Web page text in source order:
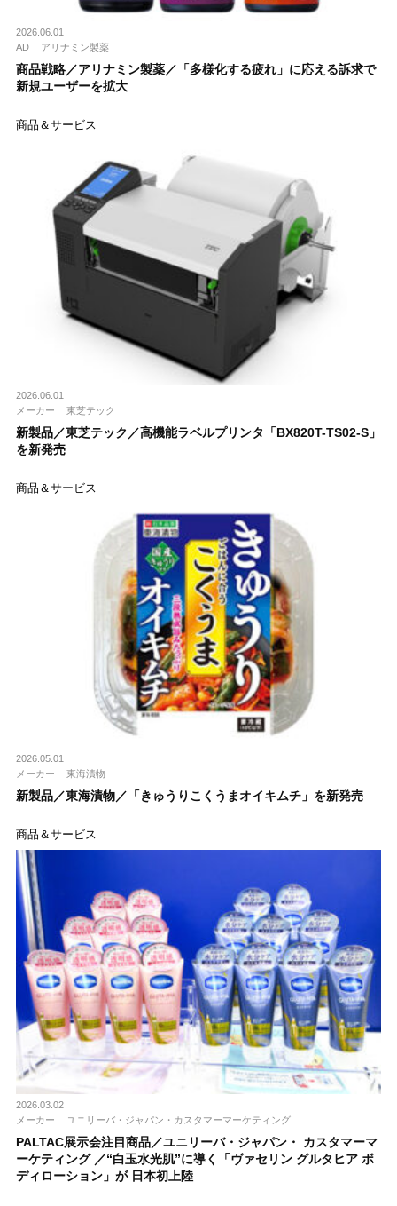
2026.06.01
AD
アリナミン製薬
商品戦略／アリナミン製薬／「多様化する疲れ」に応える訴求で
新規ユーザーを拡大
商品＆サービス
2026.06.01
メーカー
東芝テック
新製品／東芝テック／高機能ラベルプリンタ「BX820T-TS02-S」
を新発売
商品＆サービス
2026.05.01
メーカー
東海漬物
新製品／東海漬物／「きゅうりこくうまオイキムチ」を新発売
商品＆サービス
2026.03.02
メーカー
ユニリーバ・ジャパン・カスタマーマーケティング
PALTAC展示会注目商品／ユニリーバ・ジャパン・ カスタマーマ
ーケティング ／“白玉水光肌”に導く「ヴァセリン グルタヒア ボ
ディローション」が 日本初上陸